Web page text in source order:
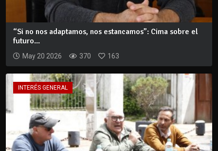
“Si no nos adaptamos, nos estancamos”: Cima sobre el
futuro...
May 20 2026 370 163
INTERÉS GENERAL